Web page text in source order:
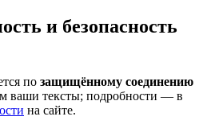
и безопасность
по защищённому соединению
ваши тексты; подробности — в
на сайте.